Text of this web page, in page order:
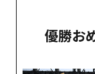
優勝お